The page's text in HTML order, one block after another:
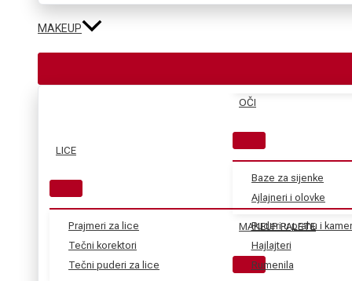
MAKEUP
LICE
Prajmeri za lice
Tečni korektori
Tečni puderi za lice
Puderi u prahu i
Hajlajteri
Rumenila
OČI
Baze za sijenke
Ajlajneri i olovke
MAKEUP PALETE